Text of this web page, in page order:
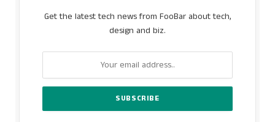
Get the latest tech news from FooBar about tech,
design and biz.